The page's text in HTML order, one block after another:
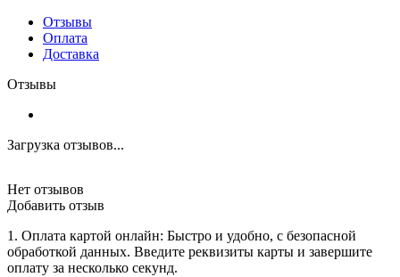
Отзывы
Оплата
Доставка
Отзывы
Загрузка отзывов...
Нет отзывов
Добавить отзыв
1. Оплата картой онлайн: Быстро и удобно, с безопасной
обработкой данных. Введите реквизиты карты и завершите
оплату за несколько секунд.